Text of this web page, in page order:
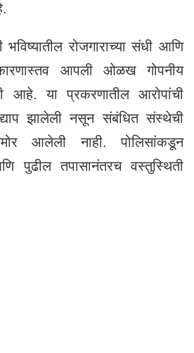
भविष्यातील रोजगाराच्या संधी आणि
आपली ओळख गोपनीय
आहे. या प्रकरणातील आरोपांची
झालेली नसून संबंधित संस्थेची
आलेली नाही. पोलिसांकडून
पुढील तपासानंतरच वस्तुस्थिती